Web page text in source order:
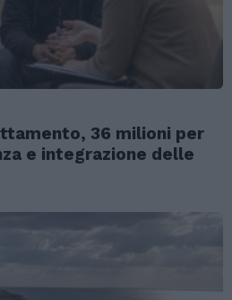
36 milioni per
e integrazione delle